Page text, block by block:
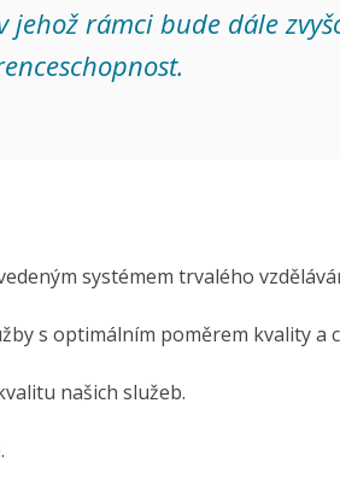
jehož rámci bude dále
systémem trvalého
s optimálním poměrem kvality a
našich služeb.